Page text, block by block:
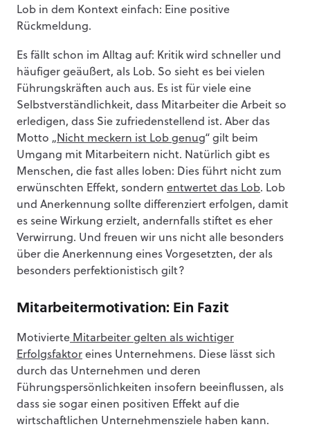
Lob in dem Kontext einfach: Eine positive
Rückmeldung.
Es fällt schon im Alltag auf: Kritik wird schneller und
häufiger geäußert, als Lob. So sieht es bei vielen
Führungskräften auch aus. Es ist für viele eine
Selbstverständlichkeit, dass Mitarbeiter die Arbeit so
erledigen, dass Sie zufriedenstellend ist. Aber das
Motto „ Nicht meckern ist Lob genug“ gilt beim
Umgang mit Mitarbeitern nicht. Natürlich gibt es
Menschen, die fast alles loben: Dies führt nicht zum
erwünschten Effekt, sondern entwertet das Lob. Lob
und Anerkennung sollte differenziert erfolgen, damit
es seine Wirkung erzielt, andernfalls stiftet es eher
Verwirrung. Und freuen wir uns nicht alle besonders
über die Anerkennung eines Vorgesetzten, der als
besonders perfektionistisch gilt?
Mitarbeitermotivation: Ein Fazit
Motivierte Mitarbeiter gelten als wichtiger
Erfolgsfaktor eines Unternehmens. Diese lässt sich
durch das Unternehmen und deren
Führungspersönlichkeiten insofern beeinflussen, als
dass sie sogar einen positiven Effekt auf die
wirtschaftlichen Unternehmensziele haben kann.